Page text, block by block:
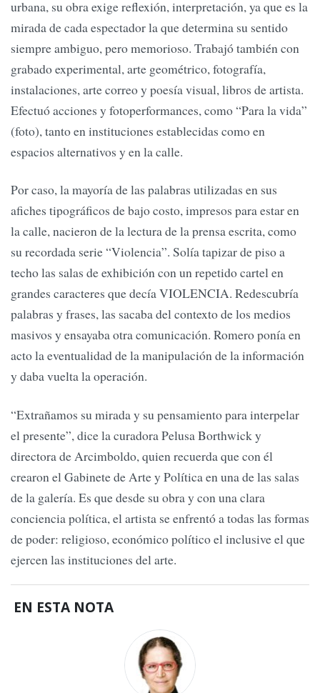
urbana, su obra exige reflexión, interpretación, ya que es la
mirada de cada espectador la que determina su sentido
siempre ambiguo, pero memorioso. Trabajó también con
grabado experimental, arte geométrico, fotografía,
instalaciones, arte correo y poesía visual, libros de artista.
Efectuó acciones y fotoperformances, como “Para la vida”
(foto), tanto en instituciones establecidas como en
espacios alternativos y en la calle.
Por caso, la mayoría de las palabras utilizadas en sus
afiches tipográficos de bajo costo, impresos para estar en
la calle, nacieron de la lectura de la prensa escrita, como
su recordada serie “Violencia”. Solía tapizar de piso a
techo las salas de exhibición con un repetido cartel en
grandes caracteres que decía VIOLENCIA. Redescubría
palabras y frases, las sacaba del contexto de los medios
masivos y ensayaba otra comunicación. Romero ponía en
acto la eventualidad de la manipulación de la información
y daba vuelta la operación.
“Extrañamos su mirada y su pensamiento para interpelar
el presente”, dice la curadora Pelusa Borthwick y
directora de Arcimboldo, quien recuerda que con él
crearon el Gabinete de Arte y Política en una de las salas
de la galería. Es que desde su obra y con una clara
conciencia política, el artista se enfrentó a todas las formas
de poder: religioso, económico político el inclusive el que
ejercen las instituciones del arte.
EN ESTA NOTA